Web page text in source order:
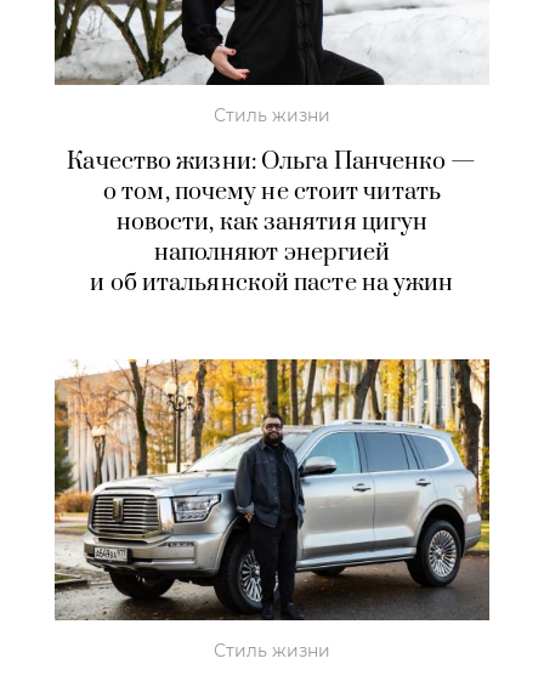
Стиль жизни
Качество жизни: Ольга Панченко —
о том, почему не стоит читать
новости, как занятия цигун
наполняют энергией
и об итальянской пасте на ужин
Стиль жизни